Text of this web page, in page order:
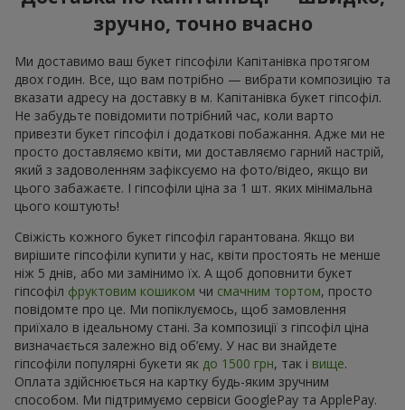
зручно, точно вчасно
Ми доставимо ваш букет гіпсофіли Капітанівка протягом
двох годин. Все, що вам потрібно — вибрати композицію та
вказати адресу на доставку в м. Капітанівка букет гіпсофіл.
Не забудьте повідомити потрібний час, коли варто
привезти букет гіпсофіл і додаткові побажання. Адже ми не
просто доставляємо квіти, ми доставляємо гарний настрій,
який з задоволенням зафіксуємо на фото/відео, якщо ви
цього забажаєте. І гіпсофіли ціна за 1 шт. яких мінімальна
цього коштують!
Свіжість кожного букет гіпсофіл гарантована. Якщо ви
вирішите гіпсофіли купити у нас, квіти простоять не менше
ніж 5 днів, або ми замінимо їх. А щоб доповнити букет
гіпсофіл фруктовим кошиком чи смачним тортом, просто
повідомте про це. Ми попіклуємось, щоб замовлення
приїхало в ідеальному стані. За композиції з гіпсофіл ціна
визначається залежно від об’єму. У нас ви знайдете
гіпсофіли популярні букети як до 1500 грн, так і вище.
Оплата здійснюється на картку будь-яким зручним
способом. Ми підтримуємо сервіси GooglePay та ApplePay.